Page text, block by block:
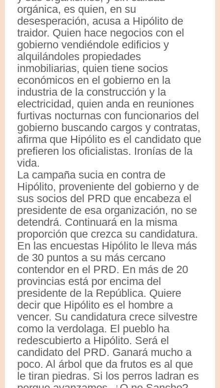
orgánica, es quien, en su
desesperación, acusa a Hipólito de
traidor. Quien hace negocios con el
gobierno vendiéndole edificios y
alquilándoles propiedades
inmobiliarias, quien tiene socios
económicos en el gobierno en la
industria de la construcción y la
electricidad, quien anda en reuniones
furtivas nocturnas con funcionarios del
gobierno buscando cargos y contratas,
afirma que Hipólito es el candidato que
prefieren los oficialistas. Ironías de la
vida.
La campaña sucia en contra de
Hipólito, proveniente del gobierno y de
sus socios del PRD que encabeza el
presidente de esa organización, no se
detendrá. Continuará en la misma
proporción que crezca su candidatura.
En las encuestas Hipólito le lleva más
de 30 puntos a su más cercano
contendor en el PRD. En más de 20
provincias está por encima del
presidente de la República. Quiere
decir que Hipólito es el hombre a
vencer. Su candidatura crece silvestre
como la verdolaga. El pueblo ha
redescubierto a Hipólito. Será el
candidato del PRD. Ganará mucho a
poco. Al árbol que da frutos es al que
le tiran piedras. Si los perros ladran es